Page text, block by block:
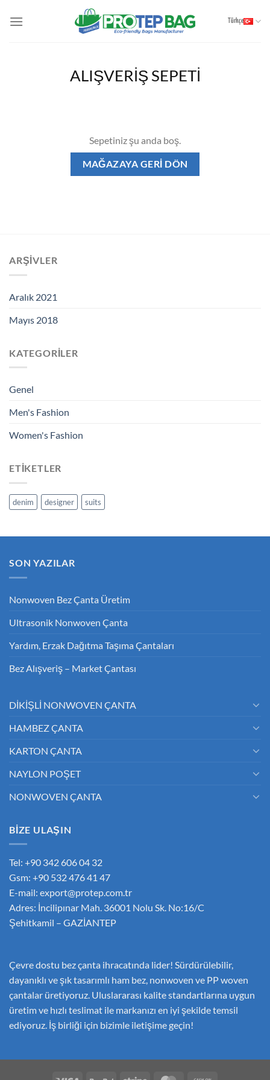
atla
Türkçe
ALIŞVERIŞ SEPETI
Sepetiniz şu anda boş.
MAĞAZAYA GERI DÖN
ARŞIVLER
Aralık 2021
Mayıs 2018
KATEGORILER
Genel
Men's Fashion
Women's Fashion
ETIKETLER
denim designer suits
SON YAZILAR
Nonwoven Bez Çanta Üretim
Ultrasonik Nonwoven Çanta
Yardım, Erzak Dağıtma Taşıma Çantaları
Bez Alışveriş – Market Çantası
DİKİŞLİ NONWOVEN ÇANTA
HAMBEZ ÇANTA
KARTON ÇANTA
NAYLON POŞET
NONWOVEN ÇANTA
BİZE ULAŞIN
Tel: +90 342 606 04 32
Gsm: +90 532 476 41 47
E-mail: export@protep.com.tr
Adres: İncilipınar Mah. 36001 Nolu Sk. No:16/C
Şehitkamil – GAZİANTEP
Çevre dostu bez çanta ihracatında lider! Sürdürülebilir,
dayanıklı ve şık tasarımlı ham bez, nonwoven ve PP woven
çantalar üretiyoruz. Uluslararası kalite standartlarına uygun
üretim ve hızlı teslimat ile markanızı en iyi şekilde temsil
ediyoruz. İş birliği için bizimle iletişime geçin!